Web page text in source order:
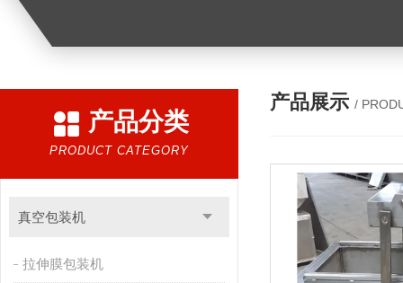
产品分类
PRODUCT CATEGORY
真空包装机
拉伸膜包装机
产品展示 /